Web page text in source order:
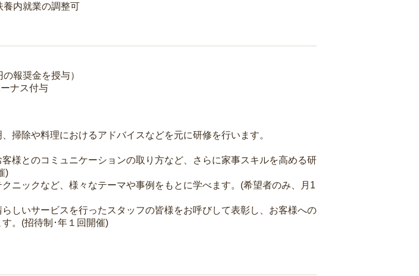
養内就業の調整可
報奨金を授与）
ナス付与
掃除や料理におけるアドバイスなどを元に研修を行います。
様とのコミュニケーションの取り方など、さらに家事スキルを高める研
)
ニックなど、様々なテーマや事例をもとに学べます。(希望者のみ、月1
しいサービスを行ったスタッフの皆様をお呼びして表彰し、お客様への
。(招待制･年１回開催)